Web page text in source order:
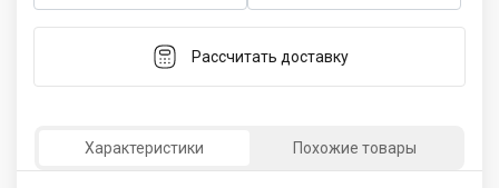
Рассчитать доставку
Характеристики Похожие товары